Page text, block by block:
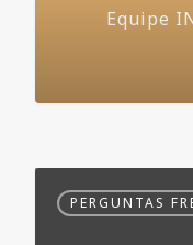
Equipe
Frequentes
PERGUNTAS